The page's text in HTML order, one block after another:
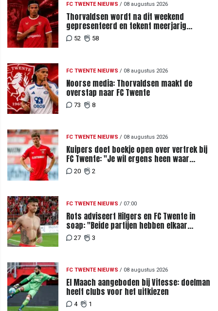
FC TWENTE NIEUWS / 08 augustus 2026
Thorvaldsen wordt na dit weekend
gepresenteerd en tekent meerjarig
contract bij FC Twente
52 58
FC TWENTE NIEUWS / 08 augustus 2026
Noorse media: Thorvaldsen maakt de
overstap naar FC Twente
73 8
FC TWENTE NIEUWS / 08 augustus 2026
Kuipers doet boekje open over vertrek bij
FC Twente: "Je wil ergens heen waar
mensen je waarderen"
20 2
FC TWENTE NIEUWS / 07:00
Rots adviseert Hilgers en FC Twente in
soap: "Beide partijen hebben elkaar
teleurgesteld"
27 3
FC TWENTE NIEUWS / 08 augustus 2026
El Maach aangeboden bij Vitesse: doelman
heeft clubs voor het uitkiezen
4 1